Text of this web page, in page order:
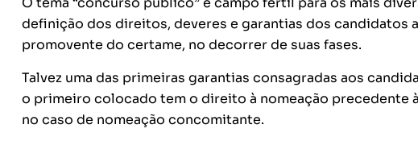
definição dos direitos, deveres e garantias dos candidatos
promovente do certame, no decorrer de suas fases.
Talvez uma das primeiras garantias consagradas aos
o primeiro colocado tem o direito à nomeação precedente
no caso de nomeação concomitante.